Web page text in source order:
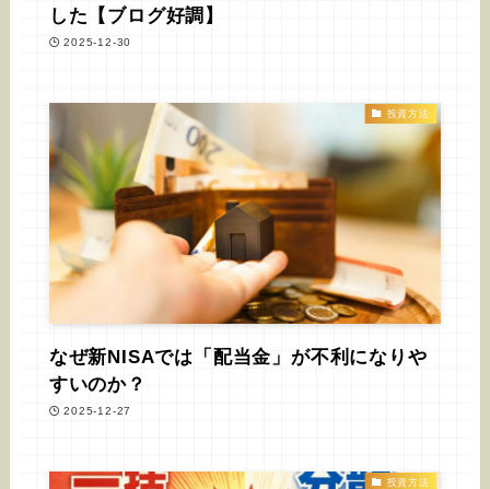
した【ブログ好調】
2025-12-30
投資方法
なぜ新NISAでは「配当金」が不利になりや
すいのか？
2025-12-27
投資方法